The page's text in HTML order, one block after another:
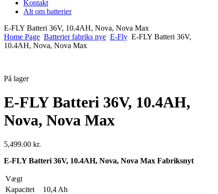
Kontakt
Alt om batterier
E-FLY Batteri 36V, 10.4AH, Nova, Nova Max
Home Page Batterier fabriks nye E-Fly E-FLY Batteri 36V,
10.4AH, Nova, Nova Max
På lager
E-FLY Batteri 36V, 10.4AH,
Nova, Nova Max
5,499.00 kr.
E-FLY Batteri 36V, 10.4AH, Nova, Nova Max Fabriksnyt
Vægt
Kapacitet
10,4 Ah